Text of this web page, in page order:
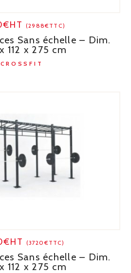
(2988€TTC)
Sans échelle – Dim.
112 x 275 cm
CROSSFIT
(3720€TTC)
Sans échelle – Dim.
112 x 275 cm